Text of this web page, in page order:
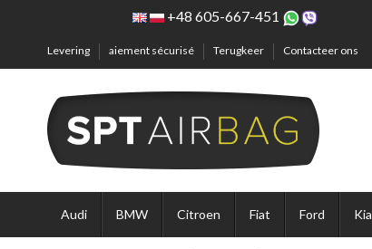
+48 605-667-451
Levering aiement sécurisé Terugkeer Contacteer ons
Audi BMW Citroen Fiat Ford Kia